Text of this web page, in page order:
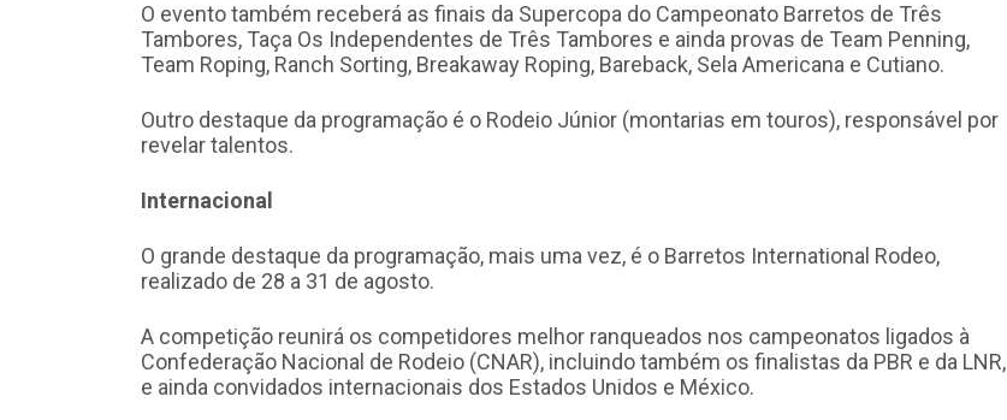
O evento também receberá as finais da Supercopa do Campeonato Barretos de Três
Tambores, Taça Os Independentes de Três Tambores e ainda provas de Team Penning,
Team Roping, Ranch Sorting, Breakaway Roping, Bareback, Sela Americana e Cutiano.
Outro destaque da programação é o Rodeio Júnior (montarias em touros), responsável por
revelar talentos.
Internacional
O grande destaque da programação, mais uma vez, é o Barretos International Rodeo,
realizado de 28 a 31 de agosto.
A competição reunirá os competidores melhor ranqueados nos campeonatos ligados à
Confederação Nacional de Rodeio (CNAR), incluindo também os finalistas da PBR e da LNR,
e ainda convidados internacionais dos Estados Unidos e México.